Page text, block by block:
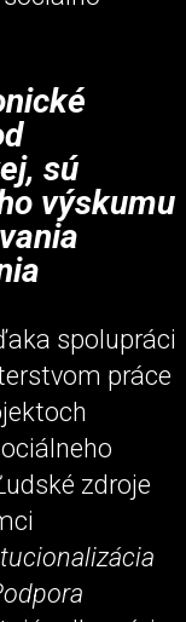
sú
výskumu
spolupráci
práce
zdroje